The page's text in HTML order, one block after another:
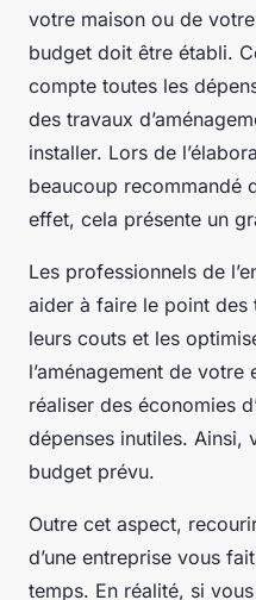
votre maison ou de
budget doit être établi.
compte toutes les
des travaux
installer. Lors de
beaucoup recommandé
effet, cela présente un
Les professionnels de
aider à faire le point des
leurs couts et les
l’aménagement de
réaliser des économies
dépenses inutiles. Ainsi,
budget prévu.
Outre cet aspect,
d’une entreprise vous
temps. En réalité, si